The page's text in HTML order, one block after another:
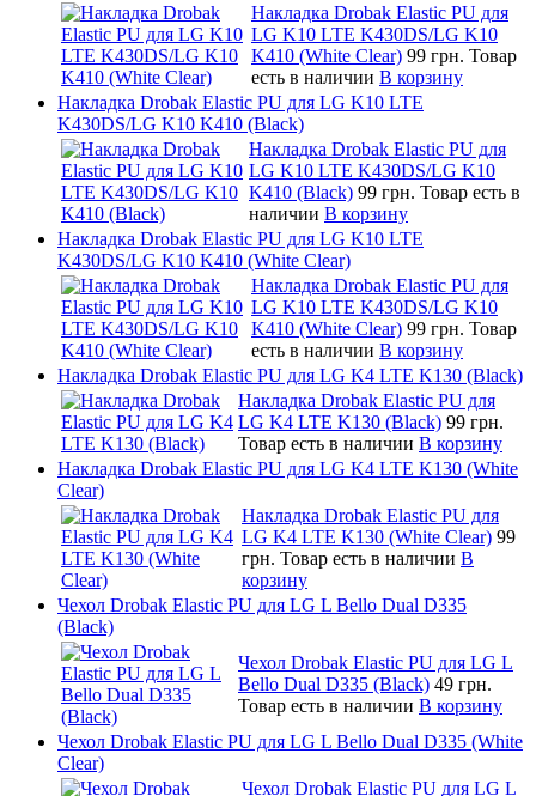
Накладка Drobak Elastic PU для
LG K10 LTE K430DS/LG K10
K410 (White Clear) 99 грн. Товар
есть в наличии В корзину
Накладка Drobak Elastic PU для LG K10 LTE
K430DS/LG K10 K410 (Black)
Накладка Drobak Elastic PU для
LG K10 LTE K430DS/LG K10
K410 (Black) 99 грн. Товар есть в
наличии В корзину
Накладка Drobak Elastic PU для LG K10 LTE
K430DS/LG K10 K410 (White Clear)
Накладка Drobak Elastic PU для
LG K10 LTE K430DS/LG K10
K410 (White Clear) 99 грн. Товар
есть в наличии В корзину
Накладка Drobak Elastic PU для LG K4 LTE K130 (Black)
Накладка Drobak Elastic PU для
LG K4 LTE K130 (Black) 99 грн.
Товар есть в наличии В корзину
Накладка Drobak Elastic PU для LG K4 LTE K130 (White
Clear)
Накладка Drobak Elastic PU для
LG K4 LTE K130 (White Clear) 99
грн. Товар есть в наличии В
корзину
Чехол Drobak Elastic PU для LG L Bello Dual D335
(Black)
Чехол Drobak Elastic PU для LG L
Bello Dual D335 (Black) 49 грн.
Товар есть в наличии В корзину
Чехол Drobak Elastic PU для LG L Bello Dual D335 (White
Clear)
Чехол Drobak Elastic PU для LG L